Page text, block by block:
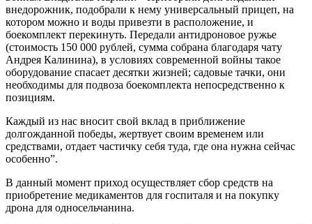
внедорожник, подобрали к нему универсальный прицеп, на
котором можно и воды привезти в расположение, и
боекомплект перекинуть. Передали антидроновое ружье
(стоимость 150 000 рублей, сумма собрана благодаря чату
Андрея Калинина), в условиях современной войны такое
оборудование спасает десятки жизней; садовые тачки, они
необходимы для подвоза боекомплекта непосредственно к
позициям.
Каждый из нас вносит свой вклад в приближение
долгожданной победы, жертвует своим временем или
средствами, отдает частичку себя туда, где она нужна сейчас
особенно”.
В данный момент приход осуществляет сбор средств на
приобретение медикаментов для госпиталя и на покупку
дрона для односельчанина.